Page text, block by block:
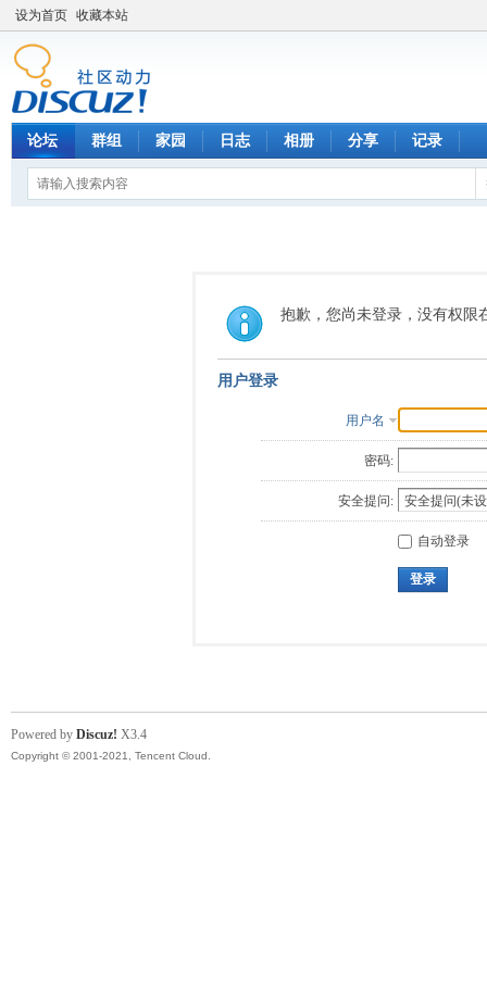
设为首页 收藏本站
论坛 群组 家园 日志 相册 分享 记录
抱歉，您尚未登录，没有权限
用户登录
用户名
密码:
安全提问:
自动登录
登录
Powered by Discuz! X3.4
Copyright © 2001-2021, Tencent Cloud.